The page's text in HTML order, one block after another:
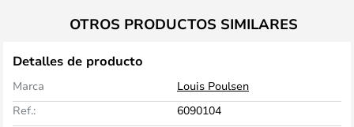
OTROS PRODUCTOS SIMILARES
Detalles de producto
Marca
Louis Poulsen
Ref.:
6090104